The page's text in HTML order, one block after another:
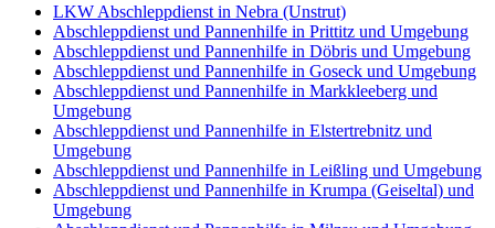
LKW Abschleppdienst in Nebra (Unstrut)
Abschleppdienst und Pannenhilfe in Prittitz und Umgebung
Abschleppdienst und Pannenhilfe in Döbris und Umgebung
Abschleppdienst und Pannenhilfe in Goseck und Umgebung
Abschleppdienst und Pannenhilfe in Markkleeberg und
Umgebung
Abschleppdienst und Pannenhilfe in Elstertrebnitz und
Umgebung
Abschleppdienst und Pannenhilfe in Leißling und Umgebung
Abschleppdienst und Pannenhilfe in Krumpa (Geiseltal) und
Umgebung